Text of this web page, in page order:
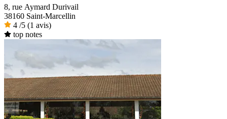
8, rue Aymard Durivail
38160 Saint-Marcellin
4 /5 (1 avis)
top notes